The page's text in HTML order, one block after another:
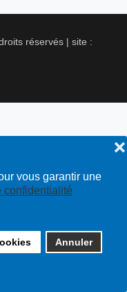
vous garantir une
confidentialité
Annuler
❌
réservés | site :